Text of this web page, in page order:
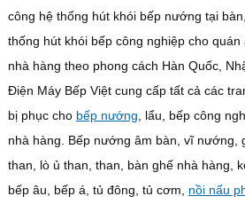
công hệ thống hút khói bếp nướng tại
thống hút khói bếp công nghiệp cho quán
nhà hàng theo phong cách Hàn Quốc,
Điện Máy Bếp Việt cung cấp tất cả các
bị phục cho bếp nướng, lẩu, bếp công
nhà hàng. Bếp nướng âm bàn, vĩ nướng,
than, lò ủ than, than, bàn ghế nhà hàng,
bếp âu, bếp á, tủ đông, tủ cơm, nồi nấu